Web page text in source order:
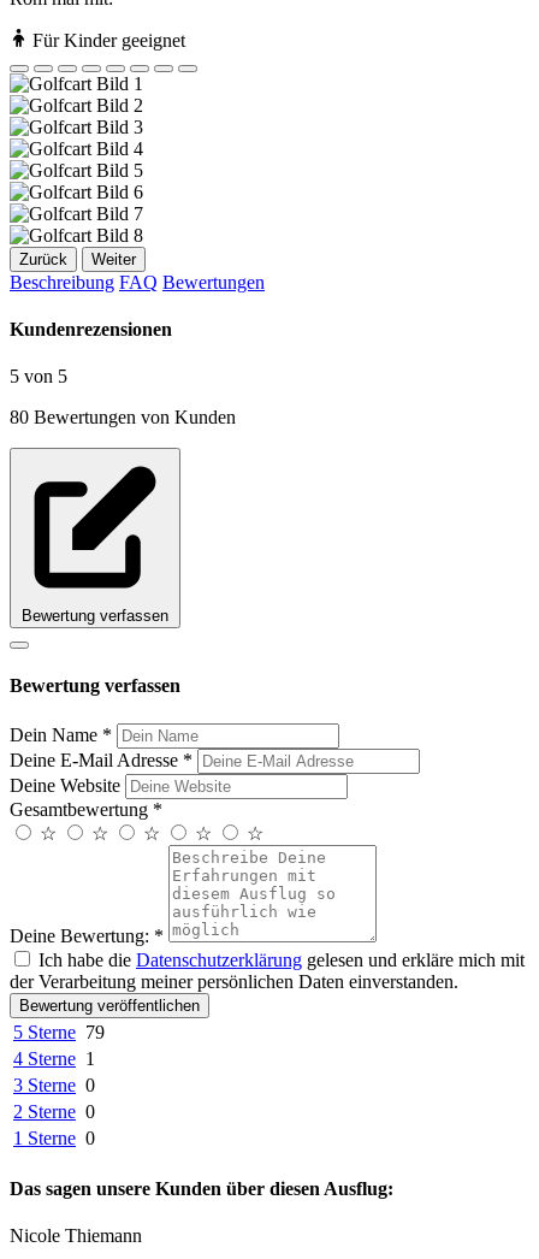
Für Kinder geeignet
Zurück Weiter
Beschreibung FAQ Bewertungen
Kundenrezensionen
5 von 5
80 Bewertungen von Kunden
Bewertung verfassen
Bewertung verfassen
Dein Name *
Deine E-Mail Adresse *
Deine Website
Gesamtbewertung *
☆
☆ ☆ ☆ ☆
Deine Bewertung: *
Ich habe die Datenschutzerklärung gelesen und erkläre mich mit
der Verarbeitung meiner persönlichen Daten einverstanden.
Bewertung veröffentlichen
5 Sterne 79
4 Sterne 1
3 Sterne 0
2 Sterne 0
1 Sterne 0
Das sagen unsere Kunden über diesen Ausflug:
Nicole Thiemann